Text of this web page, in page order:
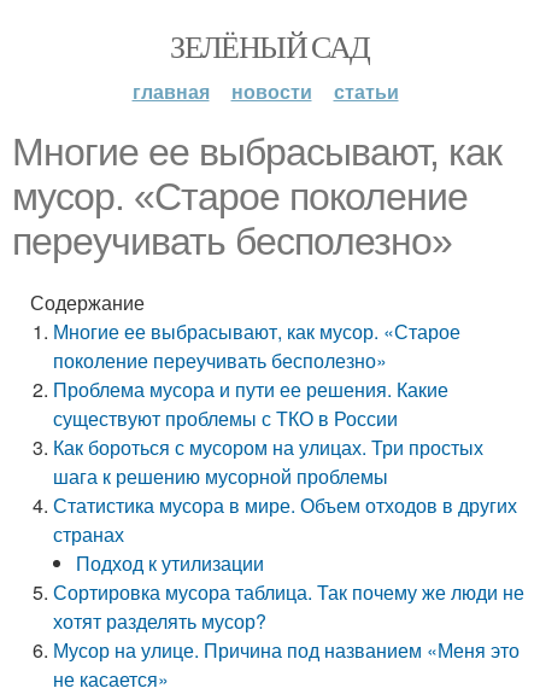
ЗЕЛЁНЫЙ САД
главная новости статьи
Многие ее выбрасывают, как
мусор. «Старое поколение
переучивать бесполезно»
Содержание
Многие ее выбрасывают, как мусор. «Старое
поколение переучивать бесполезно»
Проблема мусора и пути ее решения. Какие
существуют проблемы с ТКО в России
Как бороться с мусором на улицах. Три простых
шага к решению мусорной проблемы
Статистика мусора в мире. Объем отходов в других
странах
Подход к утилизации
Сортировка мусора таблица. Так почему же люди не
хотят разделять мусор?
Мусор на улице. Причина под названием «Меня это
не касается»